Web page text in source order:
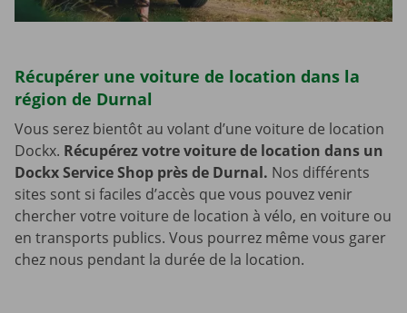
Récupérer une voiture de location dans la
région de Durnal
Vous serez bientôt au volant d’une voiture de location
Dockx. Récupérez votre voiture de location dans un
Dockx Service Shop près de Durnal. Nos différents
sites sont si faciles d’accès que vous pouvez venir
chercher votre voiture de location à vélo, en voiture ou
en transports publics. Vous pourrez même vous garer
chez nous pendant la durée de la location.